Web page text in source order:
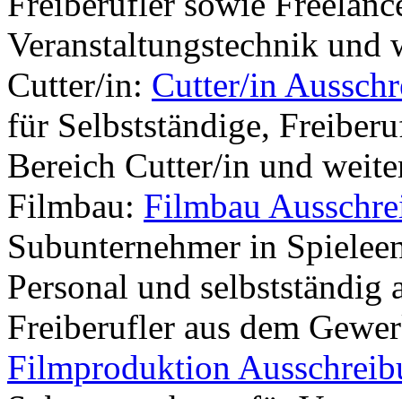
Veranstaltungstechnik und
Cutter/in: Cutter/in
für Selbstständige,
Bereich Cutter/in und
Filmbau: Filmbau
Subunternehmer in
Personal und selbstständig
Freiberufler aus dem
Filmproduktion